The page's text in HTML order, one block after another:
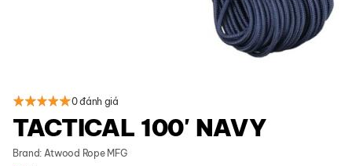
0 đánh giá
TACTICAL 100' NAVY
Brand: Atwood Rope MFG